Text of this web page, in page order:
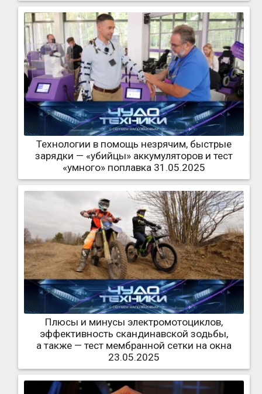
Технологии в помощь незрячим, быстрые
зарядки — «убийцы» аккумуляторов и тест
«умного» поплавка 31.05.2025
Плюсы и минусы электромотоциклов,
эффективность скандинавской зодьбы,
а также — тест мембранной сетки на окна
23.05.2025